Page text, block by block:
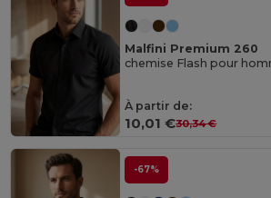
Malfini Premium 260
chemise Flash pour
À partir de:
10,01 €30,34 €
-67%